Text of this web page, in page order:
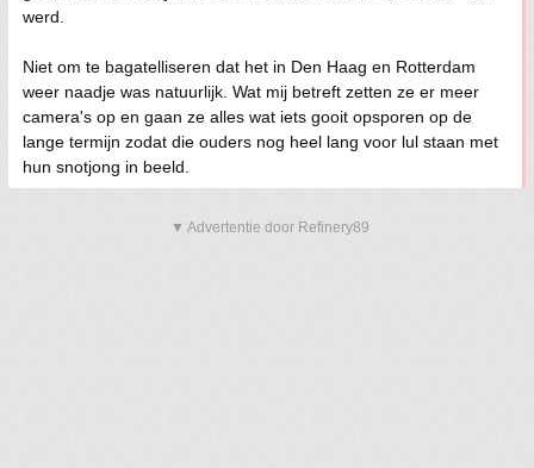
werd.
Niet om te bagatelliseren dat het in Den Haag en Rotterdam
weer naadje was natuurlijk. Wat mij betreft zetten ze er meer
camera's op en gaan ze alles wat iets gooit opsporen op de
lange termijn zodat die ouders nog heel lang voor lul staan met
hun snotjong in beeld.
▼ Advertentie door Refinery89